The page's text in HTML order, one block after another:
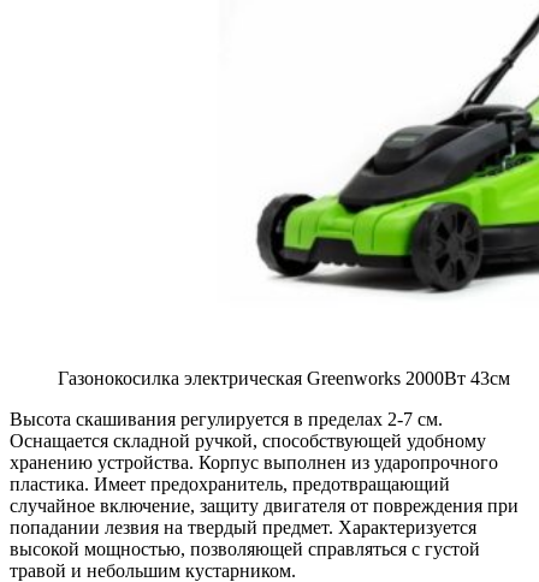
Газонокосилка электрическая Greenworks 2000Вт 43см
Высота скашивания регулируется в пределах 2-7 см.
Оснащается складной ручкой, способствующей удобному
хранению устройства. Корпус выполнен из ударопрочного
пластика. Имеет предохранитель, предотвращающий
случайное включение, защиту двигателя от повреждения при
попадании лезвия на твердый предмет. Характеризуется
высокой мощностью, позволяющей справляться с густой
травой и небольшим кустарником.